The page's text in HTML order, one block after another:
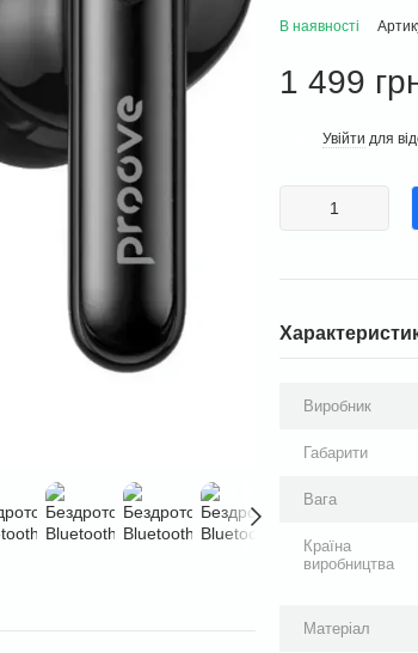
В наявності
1 499
Увійти для
Виробник
Габарити
Вага
Країна
виробництва
Матеріал